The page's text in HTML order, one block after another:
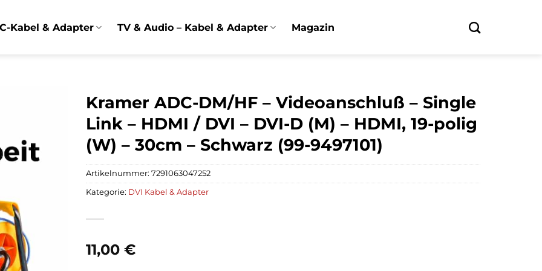
Kabel & Adapter TV & Audio – Kabel & Adapter Magazin
Kramer ADC-DM/HF – Videoanschluß – Single
Link – HDMI / DVI – DVI-D (M) – HDMI, 19-polig
(W) – 30cm – Schwarz (99-9497101)
11,00 €
Artikelnummer: 7291063047252
Kategorie: DVI Kabel & Adapter